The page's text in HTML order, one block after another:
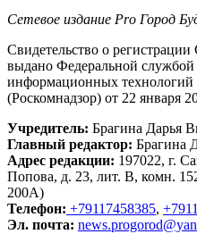
Сетевое издание Рrо Город
Свидетельство о
выдано Федеральной службой
информационных
(Роскомнадзор) от 22 января
Учредитель: Брагина Дарья
Главный редактор: Брагина
Адрес редакции: 197022, г.
Попова, д. 23, лит. В, комн.
200А)
Телефон: +79117458385,
Эл. почта: